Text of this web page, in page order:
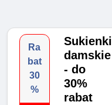
Ra
bat
30
%
Sukienki
damskie
- do
30%
rabat